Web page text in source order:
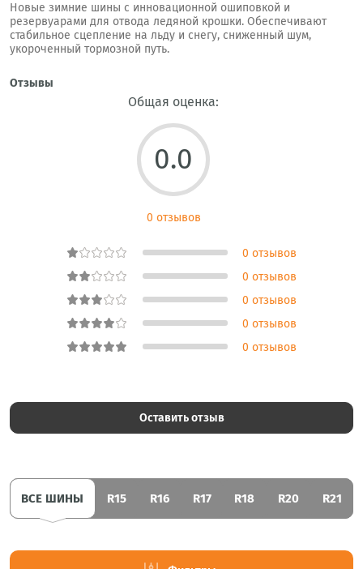
Новые зимние шины с инновационной ошиповкой и
резервуарами для отвода ледяной крошки. Обеспечивают
стабильное сцепление на льду и снегу, сниженный шум,
укороченный тормозной путь.
Отзывы
Общая оценка:
0.0
0 отзывов
0 отзывов
0 отзывов
0 отзывов
0 отзывов
0 отзывов
Оставить отзыв
ВСЕ ШИНЫ R15 R16 R17 R18 R20 R21